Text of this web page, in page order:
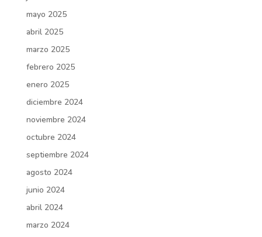
mayo 2025
abril 2025
marzo 2025
febrero 2025
enero 2025
diciembre 2024
noviembre 2024
octubre 2024
septiembre 2024
agosto 2024
junio 2024
abril 2024
marzo 2024